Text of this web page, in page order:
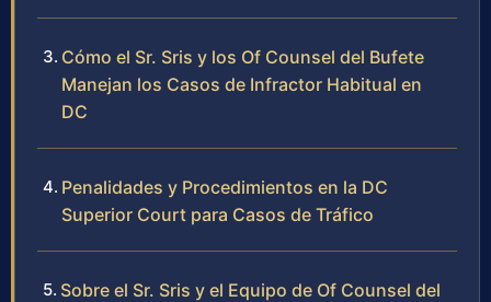
Cómo el Sr. Sris y los Of Counsel del Bufete
Manejan los Casos de Infractor Habitual en
DC
Penalidades y Procedimientos en la DC
Superior Court para Casos de Tráfico
Sobre el Sr. Sris y el Equipo de Of Counsel del